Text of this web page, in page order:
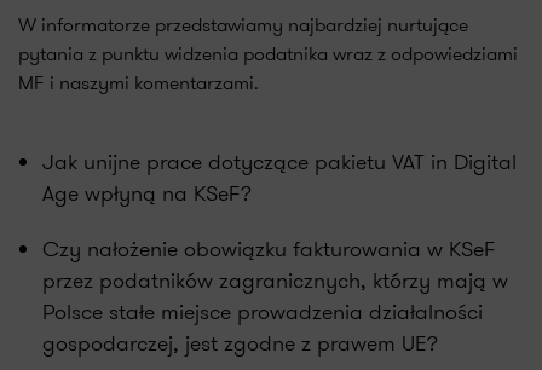
W informatorze przedstawiamy najbardziej nurtujące
pytania z punktu widzenia podatnika wraz z odpowiedziami
MF i naszymi komentarzami.
Jak unijne prace dotyczące pakietu VAT in Digital
Age wpłyną na KSeF?
Czy nałożenie obowiązku fakturowania w KSeF
przez podatników zagranicznych, którzy mają w
Polsce stałe miejsce prowadzenia działalności
gospodarczej, jest zgodne z prawem UE?